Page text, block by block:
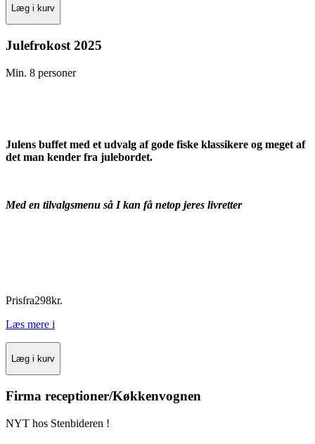
Læg i kurv
Julefrokost 2025
Min. 8 personer
Julens buffet med et udvalg af gode fiske klassikere og meget af
det man kender fra julebordet.
Med en tilvalgsmenu så I kan få netop jeres livretter
Prisfra298kr.
Læs mere i
Læg i kurv
Firma receptioner/Køkkenvognen
NYT hos Stenbideren !